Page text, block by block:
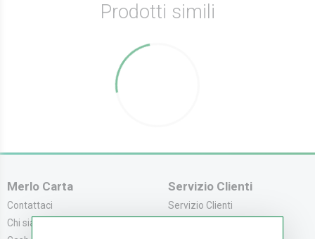
Prodotti simili
Merlo Carta
Contattaci
Chi siamo
Servizio Clienti
Servizio Clienti